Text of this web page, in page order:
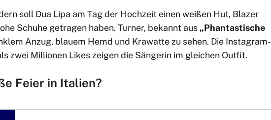
soll Dua Lipa am Tag der Hochzeit einen weißen Hut, Blazer
Schuhe getragen haben. Turner, bekannt aus „Phantastische
Anzug, blauem Hemd und Krawatte zu sehen. Die Instagram-
zwei Millionen Likes zeigen die Sängerin im gleichen Outfit.
Feier in Italien?